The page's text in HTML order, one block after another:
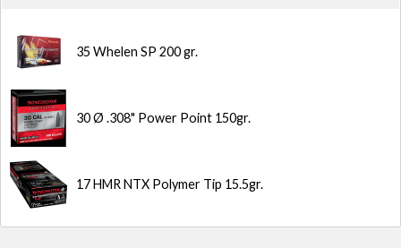
35 Whelen SP 200 gr.
30 Ø .308" Power Point 150gr.
17 HMR NTX Polymer Tip 15.5gr.